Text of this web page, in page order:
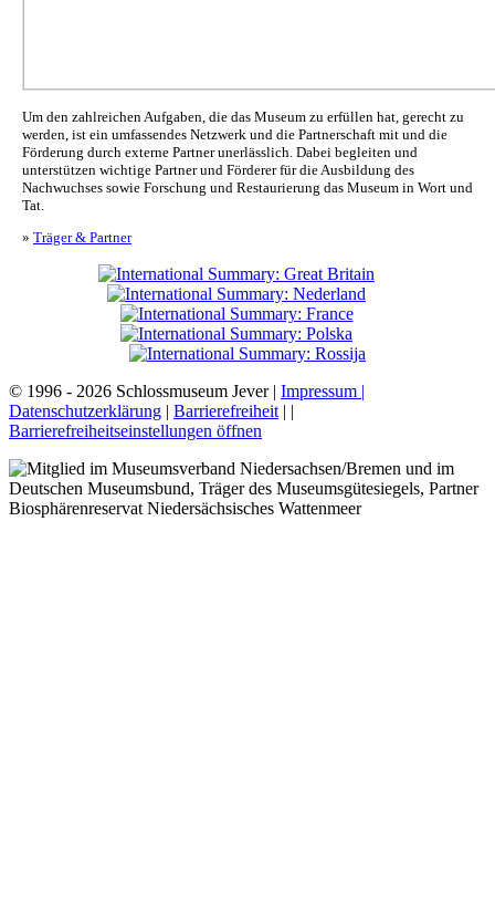
Um den zahlreichen Aufgaben, die das Museum zu erfüllen hat, gerecht zu
werden, ist ein umfassendes Netzwerk und die Partnerschaft mit und die
Förderung durch externe Partner unerlässlich. Dabei begleiten und
unterstützen wichtige Partner und Förderer für die Ausbildung des
Nachwuchses sowie Forschung und Restaurierung das Museum in Wort und
Tat.
» Träger & Partner
© 1996 - 2026 Schlossmuseum Jever | Impressum |
Datenschutzerklärung | Barrierefreiheit | |
Barrierefreiheitseinstellungen öffnen